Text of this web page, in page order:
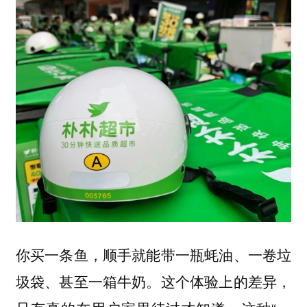
你买一条鱼，顺手就能带一瓶蚝油、一卷垃
圾袋、甚至一箱牛奶。这个体验上的差异，